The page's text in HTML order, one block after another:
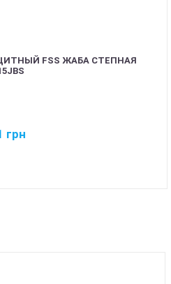
FSS ЖАБА СТЕПНАЯ
грн